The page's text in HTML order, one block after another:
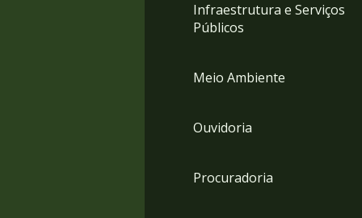
Infraestrutura e Serviços
Públicos
Meio Ambiente
Ouvidoria
Procuradoria